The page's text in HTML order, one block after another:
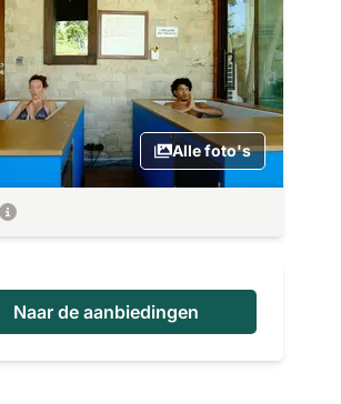
Alle foto's
Naar de aanbiedingen